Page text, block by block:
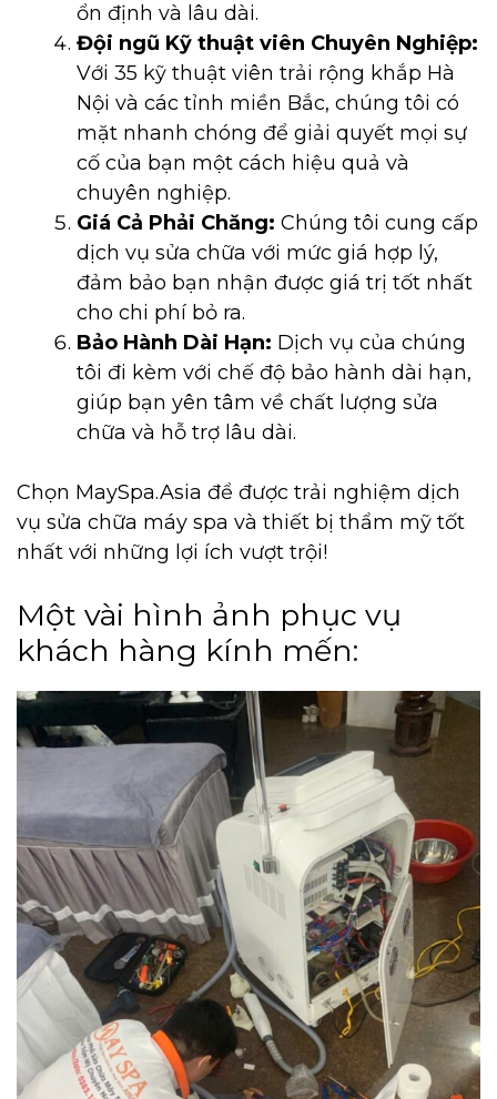
ổn định và lâu dài.
Đội ngũ Kỹ thuật viên Chuyên Nghiệp:
Với 35 kỹ thuật viên trải rộng khắp Hà
Nội và các tỉnh miền Bắc, chúng tôi có
mặt nhanh chóng để giải quyết mọi sự
cố của bạn một cách hiệu quả và
chuyên nghiệp.
Giá Cả Phải Chăng: Chúng tôi cung cấp
dịch vụ sửa chữa với mức giá hợp lý,
đảm bảo bạn nhận được giá trị tốt nhất
cho chi phí bỏ ra.
Bảo Hành Dài Hạn: Dịch vụ của chúng
tôi đi kèm với chế độ bảo hành dài hạn,
giúp bạn yên tâm về chất lượng sửa
chữa và hỗ trợ lâu dài.
Chọn MaySpa.Asia để được trải nghiệm dịch
vụ sửa chữa máy spa và thiết bị thẩm mỹ tốt
nhất với những lợi ích vượt trội!
Một vài hình ảnh phục vụ
khách hàng kính mến: